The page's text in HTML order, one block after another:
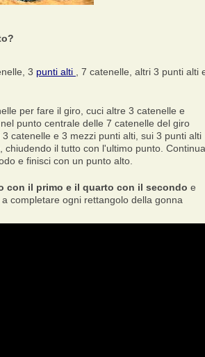
3 punti alti
, 7 catenelle, altri 3 punti alti
per fare il giro, cuci altre 3 catenelle e
punto centrale delle 7 catenelle del giro
catenelle e 3 mezzi punti alti, sui 3 punti alti
chiudendo il tutto con l'ultimo punto. Continua
e finisci con un punto alto.
con il primo e il quarto con il secondo e
completare ogni rettangolo della gonna